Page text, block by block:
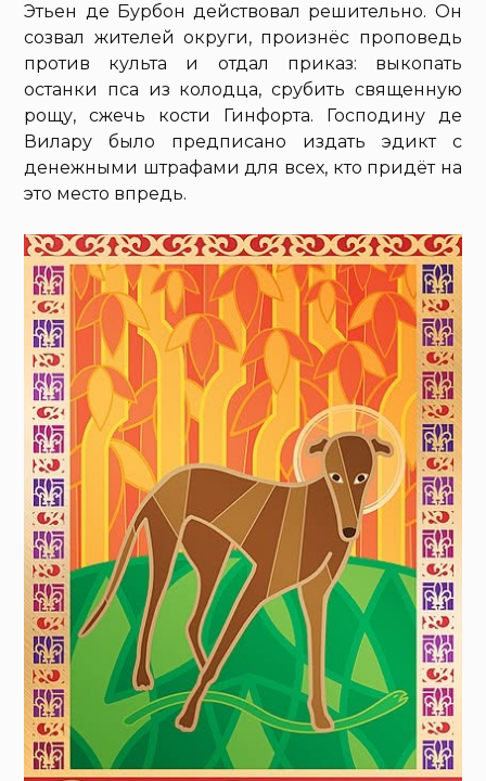
Этьен де Бурбон действовал решительно. Он
созвал жителей округи, произнёс проповедь
против культа и отдал приказ: выкопать
останки пса из колодца, срубить священную
рощу, сжечь кости Гинфорта. Господину де
Вилару было предписано издать эдикт с
денежными штрафами для всех, кто придёт на
это место впредь.